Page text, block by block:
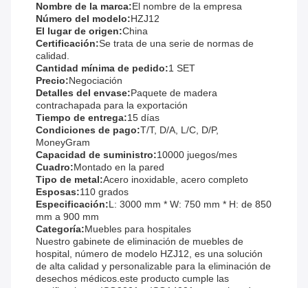
Nombre de la marca:El nombre de la empresa
Número del modelo:HZJ12
El lugar de origen:China
Certificación:Se trata de una serie de normas de
calidad.
Cantidad mínima de pedido:1 SET
Precio:Negociación
Detalles del envase:Paquete de madera
contrachapada para la exportación
Tiempo de entrega:15 días
Condiciones de pago:T/T, D/A, L/C, D/P,
MoneyGram
Capacidad de suministro:10000 juegos/mes
Cuadro:Montado en la pared
Tipo de metal:Acero inoxidable, acero completo
Esposas:110 grados
Especificación:L: 3000 mm * W: 750 mm * H: de 850
mm a 900 mm
Categoría:Muebles para hospitales
Nuestro gabinete de eliminación de muebles de
hospital, número de modelo HZJ12, es una solución
de alta calidad y personalizable para la eliminación de
desechos médicos.este producto cumple las